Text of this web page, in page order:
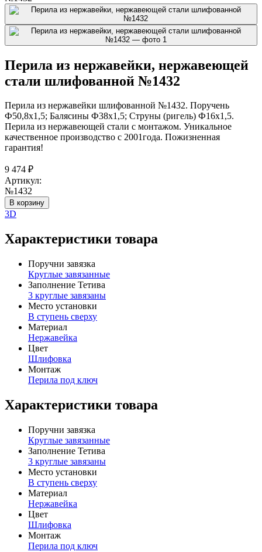
Перила из нержавейки, нержавеющей
стали шлифованной №1432
Перила из нержавейки шлифованной №1432. Поручень
Ф50,8х1,5; Балясины Ф38х1,5; Струны (ригель) Ф16х1,5.
Перила из нержавеющей стали с монтажом. Уникальное
качественное производство с 2001года. Пожизненная
гарантия!
9 474 ₽
Артикул:
№1432
В корзину
3D
Характеристики товара
Поручни завязка
Круглые завязанные
Заполнение Тетива
3 круглые завязаны
Место установки
В ступень сверху
Материал
Нержавейка
Цвет
Шлифовка
Монтаж
Перила под ключ
Характеристики товара
Поручни завязка
Круглые завязанные
Заполнение Тетива
3 круглые завязаны
Место установки
В ступень сверху
Материал
Нержавейка
Цвет
Шлифовка
Монтаж
Перила под ключ